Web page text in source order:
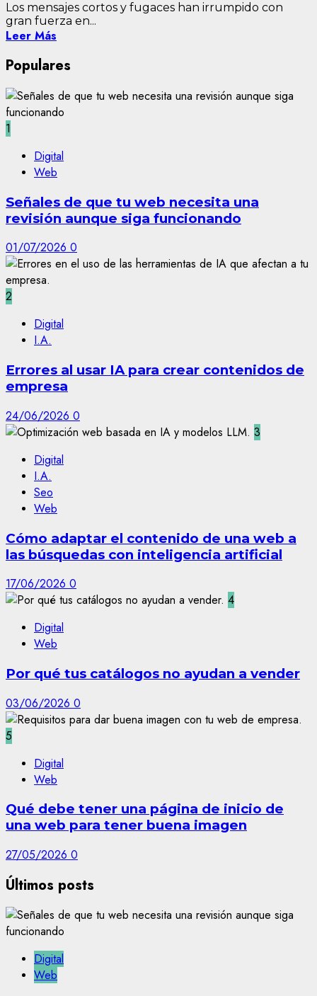
Los mensajes cortos y fugaces han irrumpido con
gran fuerza en...
Leer Más
Populares
1
Digital
Web
Señales de que tu web necesita una
revisión aunque siga funcionando
01/07/2026 0
2
Digital
I.A.
Errores al usar IA para crear contenidos de
empresa
24/06/2026 0
3
Digital
I.A.
Seo
Web
Cómo adaptar el contenido de una web a
las búsquedas con inteligencia artificial
17/06/2026 0
4
Digital
Web
Por qué tus catálogos no ayudan a vender
03/06/2026 0
5
Digital
Web
Qué debe tener una página de inicio de
una web para tener buena imagen
27/05/2026 0
Últimos posts
Digital
Web